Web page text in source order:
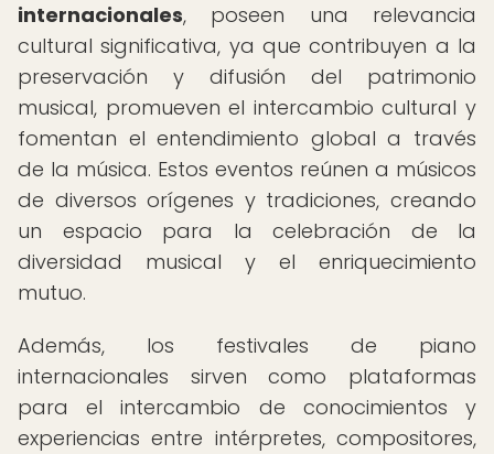
internacionales, poseen una relevancia
cultural significativa, ya que contribuyen a la
preservación y difusión del patrimonio
musical, promueven el intercambio cultural y
fomentan el entendimiento global a través
de la música. Estos eventos reúnen a músicos
de diversos orígenes y tradiciones, creando
un espacio para la celebración de la
diversidad musical y el enriquecimiento
mutuo.
Además, los festivales de piano
internacionales sirven como plataformas
para el intercambio de conocimientos y
experiencias entre intérpretes, compositores,